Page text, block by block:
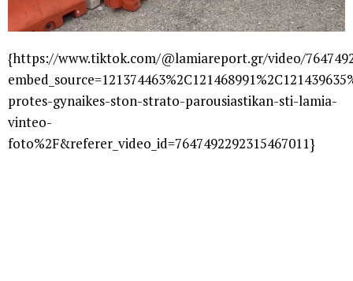
{https://www.tiktok.com/@lamiareport.gr/video/
protes-gynaikes-ston-strato-parousiastikan-sti-lamia-
vinteo-
foto%2F&referer_video_id=7647492292315467011}